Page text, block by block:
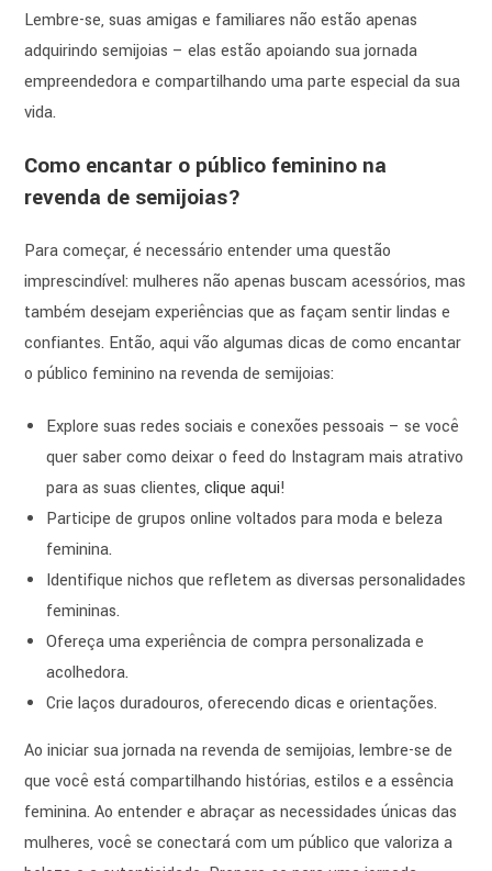
Lembre-se, suas amigas e familiares não estão apenas
adquirindo semijoias – elas estão apoiando sua jornada
empreendedora e compartilhando uma parte especial da sua
vida.
Como encantar o público feminino na
revenda de semijoias?
Para começar, é necessário entender uma questão
imprescindível: mulheres não apenas buscam acessórios, mas
também desejam experiências que as façam sentir lindas e
confiantes. Então, aqui vão algumas dicas de como encantar
o público feminino na revenda de semijoias:
Explore suas redes sociais e conexões pessoais – se você
quer saber como deixar o feed do Instagram mais atrativo
para as suas clientes,clique aqui!
Participe de grupos online voltados para moda e beleza
feminina.
Identifique nichos que refletem as diversas personalidades
femininas.
Ofereça uma experiência de compra personalizada e
acolhedora.
Crie laços duradouros, oferecendo dicas e orientações.
Ao iniciar sua jornada na revenda de semijoias, lembre-se de
que você está compartilhando histórias, estilos e a essência
feminina. Ao entender e abraçar as necessidades únicas das
mulheres, você se conectará com um público que valoriza a